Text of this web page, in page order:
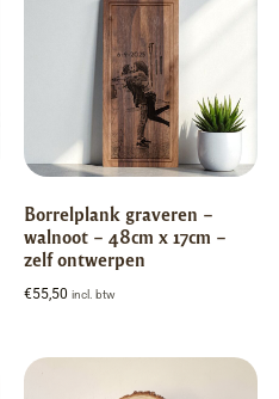
Borrelplank graveren –
walnoot – 48cm x 17cm –
zelf ontwerpen
€55,50 incl. btw